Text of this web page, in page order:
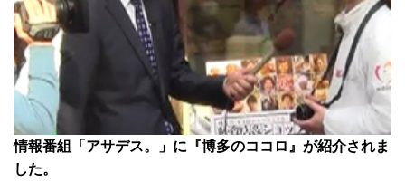
情報番組「アサデス。」に『博多のココロ』が紹介されま
した。